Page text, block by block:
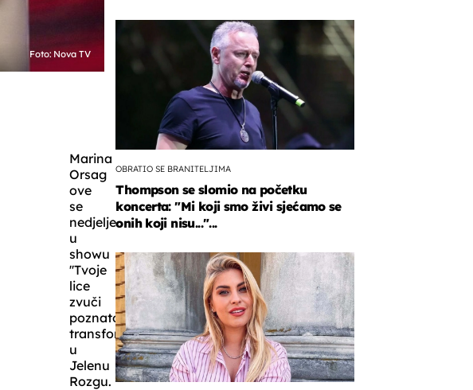
Foto: Nova TV
Marina
Orsag
ove
se
nedjelje
u
showu
''Tvoje
lice
zvuči
poznato''
transformirala
u
Jelenu
Rozgu.
OBRATIO SE BRANITELJIMA
Thompson se slomio na početku
koncerta: "Mi koji smo živi sjećamo se
onih koji nisu..."...